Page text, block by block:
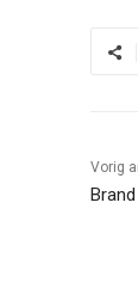
Vorig